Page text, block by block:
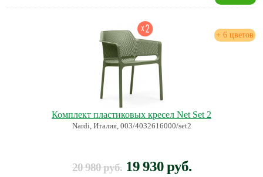
+ 6 цветов
Комплект пластиковых кресел Net Set 2
Nardi, Италия, 003/4032616000/set2
20 980 руб. 19 930 руб.